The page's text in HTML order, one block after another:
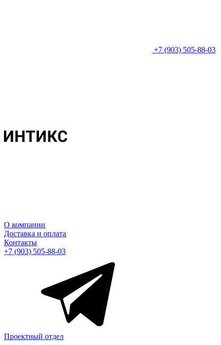
+7 (903) 505-88-03
О компании
Доставка и оплата
Контакты
+7 (903) 505-88-03
Проектный отдел